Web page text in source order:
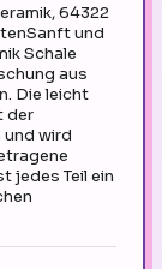
64322
und
Schale
aus
Die leicht
der
und wird
jedes Teil ein